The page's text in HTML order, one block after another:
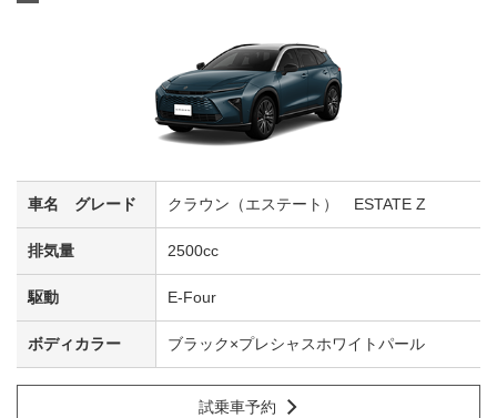
クラウン（エステート） ESTATE Z
2500cc
E-Four
ブラック×プレシャスホワイトパール
試乗車予約